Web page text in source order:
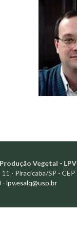
Vegetal - LPV
11 - Piracicaba/SP -
- lpv.esalq@usp.br